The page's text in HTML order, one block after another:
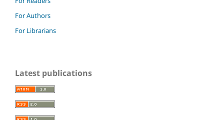
For Authors
For Librarians
Latest publications